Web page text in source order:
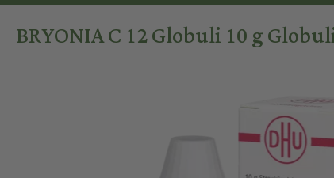
BRYONIA C 12 Globuli 10 g